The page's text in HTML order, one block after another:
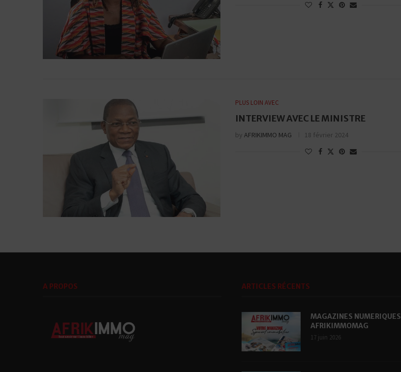
PLUS LOIN AVEC
INTERVIEW AVEC LE MINISTRE
by AFRIKIMMO MAG 18 février 2024
A PROPOS ARTICLES RÉCENTS
MAGAZINES NUMERIQUES
AFRIKIMMOMAG
17 juin 2026